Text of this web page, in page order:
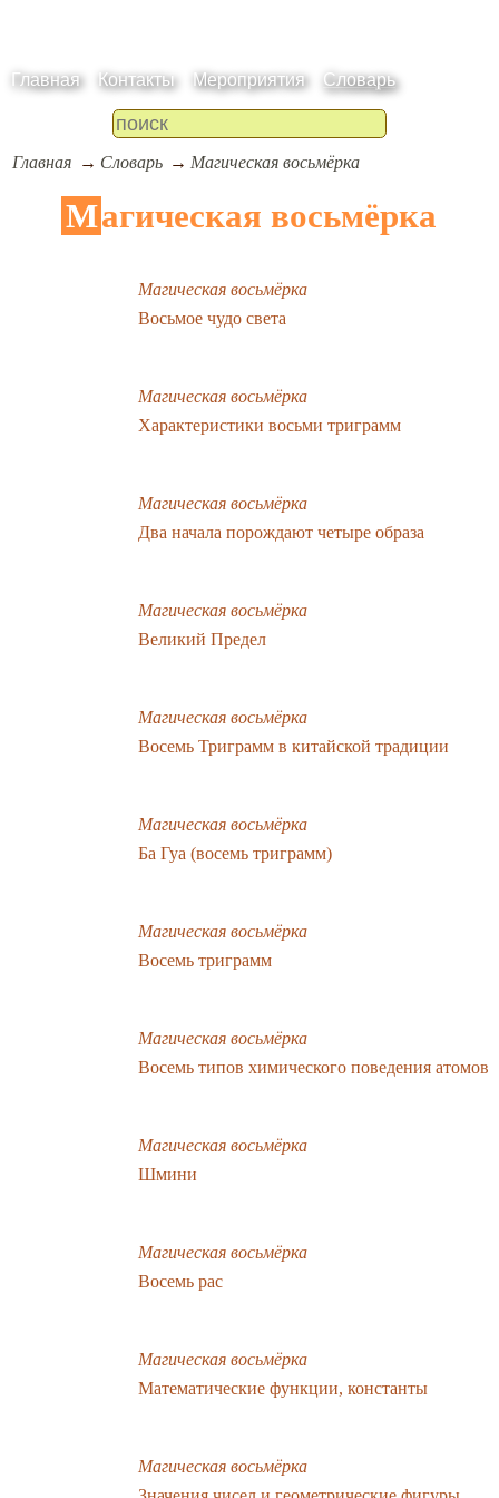
Главная Контакты Мероприятия Словарь
Главная Словарь Магическая восьмёрка
Магическая восьмёрка
Магическая восьмёрка
Восьмое чудо света
Магическая восьмёрка
Характеристики восьми триграмм
Магическая восьмёрка
Два начала порождают четыре образа
Магическая восьмёрка
Великий Предел
Магическая восьмёрка
Восемь Триграмм в китайской традиции
Магическая восьмёрка
Ба Гуа (восемь триграмм)
Магическая восьмёрка
Восемь триграмм
Магическая восьмёрка
Восемь типов химического поведения атомов
Магическая восьмёрка
Шмини
Магическая восьмёрка
Восемь рас
Магическая восьмёрка
Математические функции, константы
Магическая восьмёрка